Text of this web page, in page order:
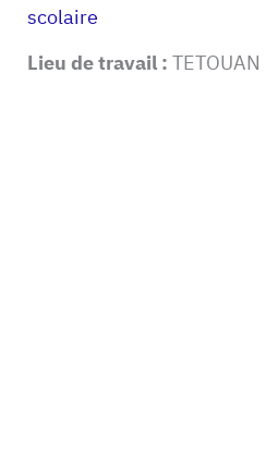
scolaire
Lieu de travail :TETOUAN